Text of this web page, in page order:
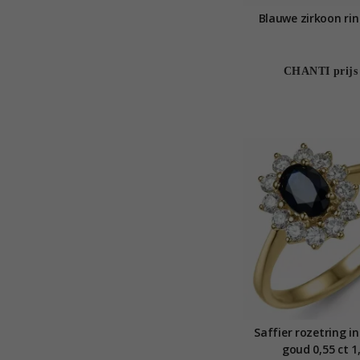
Blauwe zirkoon
CHANTI prijs
Saffier rozetring
goud 0,55 ct